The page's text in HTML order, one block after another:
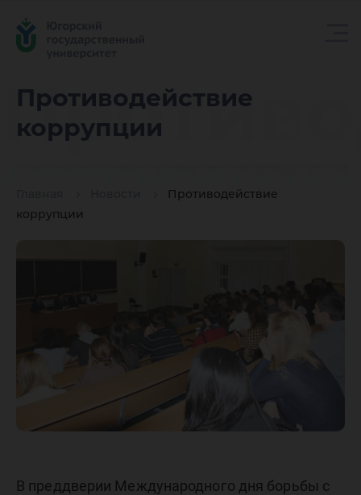
Противодействие
коррупции
Противодействие
коррупции
В преддверии Международного дня борьбы с